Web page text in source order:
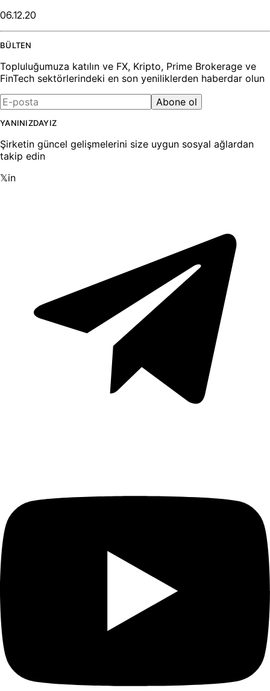
06.12.20
BÜLTEN
Topluluğumuza katılın ve FX, Kripto, Prime Brokerage ve
FinTech sektörlerindeki en son yeniliklerden haberdar olun
Abone ol
YANINIZDAYIZ
Şirketin güncel gelişmelerini size uygun sosyal ağlardan
takip edin
𝕏in